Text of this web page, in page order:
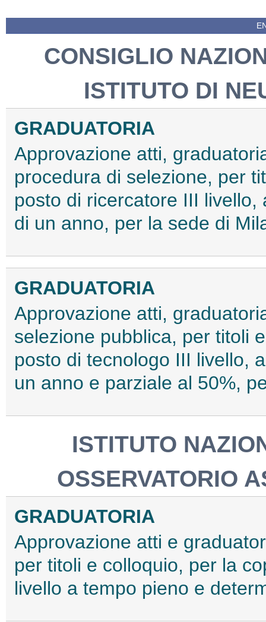
CONSIGLIO
ISTITUTO DI
GRADUATORIA
Approvazione atti,
procedura di selezione, per
posto di ricercatore III
di un anno, per la sede di
GRADUATORIA
Approvazione atti,
selezione pubblica, per titoli
posto di tecnologo III livello,
un anno e parziale al 50%,
ISTITUTO
OSSERVATORIO
GRADUATORIA
Approvazione atti e
per titoli e colloquio, per la
livello a tempo pieno e